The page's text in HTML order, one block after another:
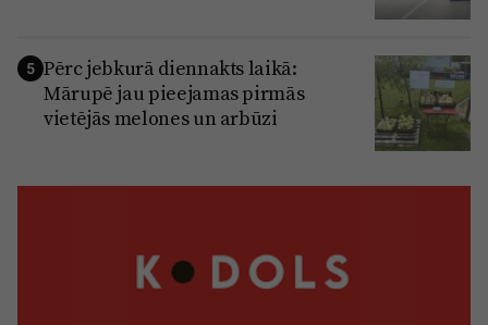
5 Pērc jebkurā diennakts laikā:
Mārupē jau pieejamas pirmās
vietējās melones un arbūzi